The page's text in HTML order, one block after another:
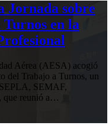
Jornada sobre
en la
Aérea (AESA) acogió
del Trabajo a Turnos, un
SEMAF,
reunió a…